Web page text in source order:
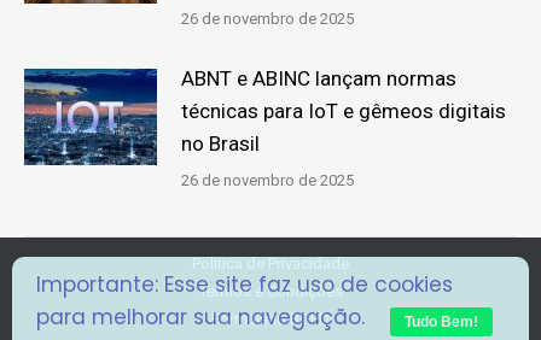
26 de novembro de 2025
ABNT e ABINC lançam normas
técnicas para IoT e gêmeos digitais
no Brasil
26 de novembro de 2025
Politica de Privacidade
Termos e Condições
Formulário RGPD
Importante: Esse site faz uso de cookies
para melhorar sua navegação.
Tudo Bem!